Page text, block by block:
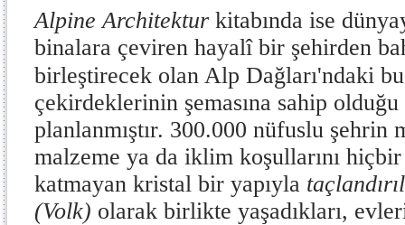
Alpine Architektur kitabında ise
binalara çeviren hayalî bir şehirden
birleştirecek olan Alp Dağları'ndaki
çekirdeklerinin şemasına sahip
planlanmıştır. 300.000 nüfuslu şehrin
malzeme ya da iklim koşullarını
katmayan kristal bir yapıyla
(Volk) olarak birlikte yaşadıkları,